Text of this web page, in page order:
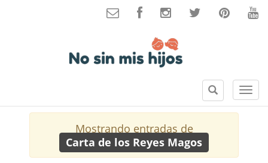
S
e
B
u
s
r
Mostrando entradas de
Carta de los Reyes Magos